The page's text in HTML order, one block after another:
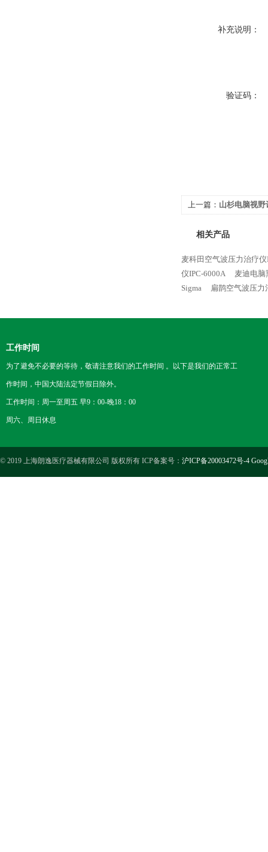
补充说明：
验证码：
上一篇： 山杉电脑视野
相关产品
麦科田空气波压力治疗仪
仪IPC-6000A
麦迪电脑
Sigma
扁鹊空气波压力
工作时间
为了避免不必要的等待，敬请注意我们的工作时间 。以下是我们的正常工
作时间，中国大陆法定节假日除外。
工作时间：周一至周五 早9：00-晚18：00
周六、周日休息
© 2019 上海朗逸医疗器械有限公司 版权所有 ICP备案号： 沪ICP备20003472号-4